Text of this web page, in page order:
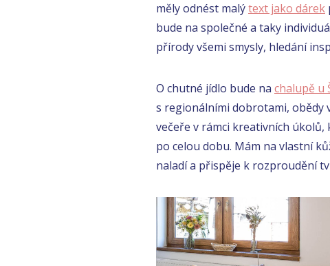
měly odnést malýtext jako dárek
bude na společné a taky
přírody všemi smysly, hledání
O chutné jídlo bude na chalupě u
s regionálními dobrotami, obědy
večeře v rámci kreativních
po celou dobu. Mám na vlastní
naladí a přispěje k rozproudění